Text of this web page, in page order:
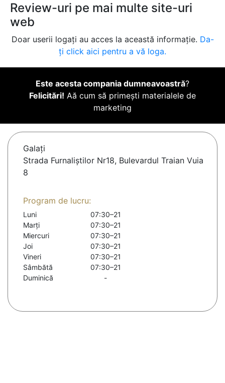
Review-uri pe mai multe site-uri
web
Doar userii logați au acces la această informație. Da-
ți click aici pentru a vă loga.
Este acesta compania dumneavoastră?
Felicitări! Aă cum să primești materialele de
marketing
Galaţi
Strada Furnaliștilor Nr18, Bulevardul Traian Vuia
8
Program de lucru:
Luni
07:30–21
Marți
07:30–21
Miercuri
07:30–21
Joi
07:30–21
Vineri
07:30–21
Sâmbătă
07:30–21
Duminică
-